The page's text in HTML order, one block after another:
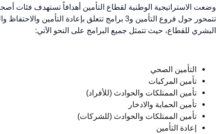
البشري للقطاع، حيث تتمثل جميع البرامج على النحو الآتي:
التأمين الصحي
تأمين المركبات
تأمين الممتلكات والحوادث (للأفراد)
تأمين الحماية والادخار
تأمين الممتلكات والحوادث (للشركات)
إعادة التأمين